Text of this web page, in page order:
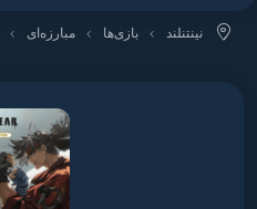
نینتنلند بازی‌ها مبارزه‌ای